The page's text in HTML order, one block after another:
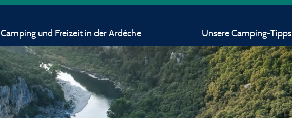
Camping und Freizeit in der Ardèche Unsere Camping-Tipps